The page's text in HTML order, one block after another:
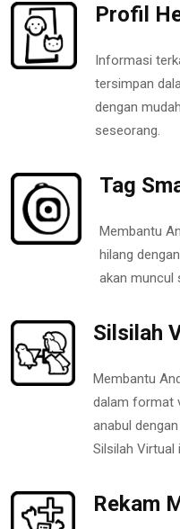
Profil
Informasi
tersimpan
dengan
seseorang.
Tag
Membantu
hilang
akan muncul
Silsilah
Membantu
dalam format
anabul
Silsilah Virtual
Rekam